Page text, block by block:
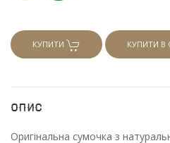
КУПИТИ КУПИТИ В
Опис
Оригінальна сумочка з